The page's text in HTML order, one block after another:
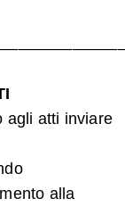
agli atti inviare
alla